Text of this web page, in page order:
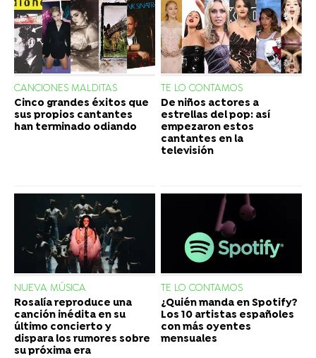
CANCIONES MALDITAS
Cinco grandes éxitos que
sus propios cantantes
han terminado odiando
TE LO CONTAMOS
De niños actores a
estrellas del pop: así
empezaron estos
cantantes en la
televisión
NUEVA MÚSICA
Rosalía reproduce una
canción inédita en su
último concierto y
dispara los rumores sobre
su próxima era
TE LO CONTAMOS
¿Quién manda en Spotify?
Los 10 artistas españoles
con más oyentes
mensuales